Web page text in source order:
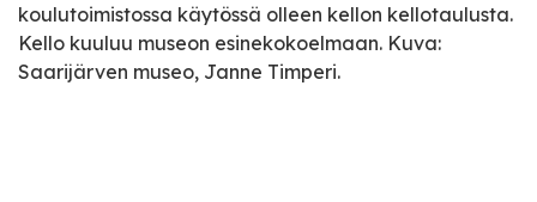
koulutoimistossa käytössä olleen kellon kellotaulusta.
Kello kuuluu museon esinekokoelmaan. Kuva:
Saarijärven museo, Janne Timperi.